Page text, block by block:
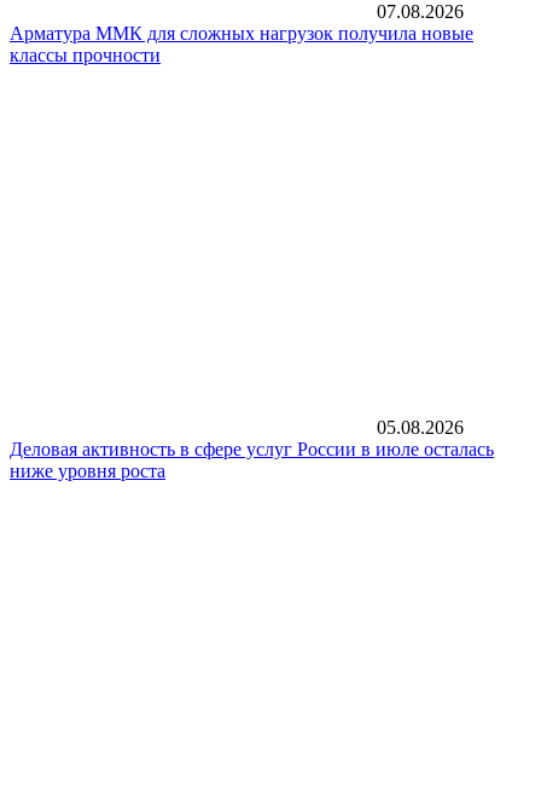
07.08.2026
Арматура ММК для сложных нагрузок получила новые
классы прочности
05.08.2026
Деловая активность в сфере услуг России в июле осталась
ниже уровня роста